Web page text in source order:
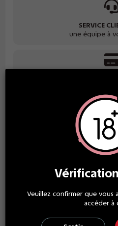
SERVICE
une équipe à
grand choix
GARANTIE
des produits
Description
Veco One Plus
Veuillez confirmer que vous
accéder à